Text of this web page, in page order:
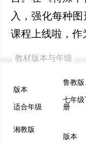
入，强化每种
课程上线啦，作
教材版本与年级
版本
适合年级
七年级
册
湘教版
版本